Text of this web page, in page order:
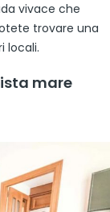
vivace che
trovare una
locali.
mare